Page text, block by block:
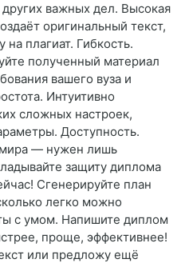
важных дел. Высокая
оригинальный текст,
плагиат. Гибкость.
полученный материал
вашего вуза и
Интуитивно
сложных настроек,
Доступность.
мира — нужен лишь
защиту диплома
Сгенерируйте план
легко можно
с умом. Напишите диплом
проще, эффективнее!
или предложу ещё